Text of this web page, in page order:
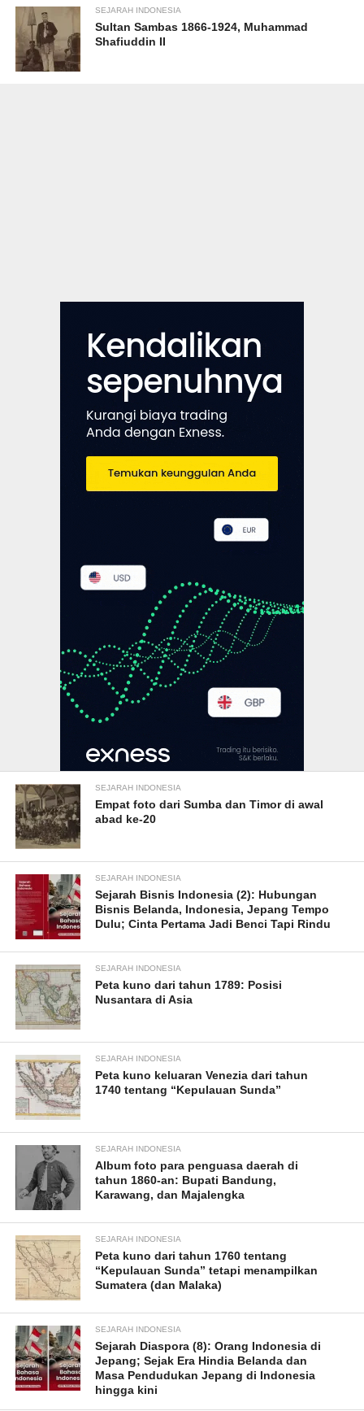
SEJARAH INDONESIA
Sultan Sambas 1866-1924, Muhammad
Shafiuddin II
SEJARAH INDONESIA
Empat foto dari Sumba dan Timor di awal
abad ke-20
SEJARAH INDONESIA
Sejarah Bisnis Indonesia (2): Hubungan
Bisnis Belanda, Indonesia, Jepang Tempo
Dulu; Cinta Pertama Jadi Benci Tapi Rindu
SEJARAH INDONESIA
Peta kuno dari tahun 1789: Posisi
Nusantara di Asia
SEJARAH INDONESIA
Peta kuno keluaran Venezia dari tahun
1740 tentang “Kepulauan Sunda”
SEJARAH INDONESIA
Album foto para penguasa daerah di
tahun 1860-an: Bupati Bandung,
Karawang, dan Majalengka
SEJARAH INDONESIA
Peta kuno dari tahun 1760 tentang
“Kepulauan Sunda” tetapi menampilkan
Sumatera (dan Malaka)
SEJARAH INDONESIA
Sejarah Diaspora (8): Orang Indonesia di
Jepang; Sejak Era Hindia Belanda dan
Masa Pendudukan Jepang di Indonesia
hingga kini